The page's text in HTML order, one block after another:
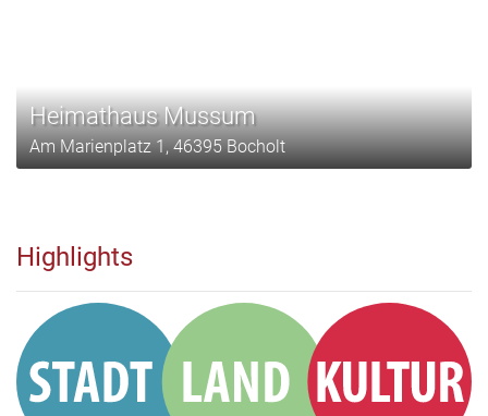
Heimathaus Mussum
Am Marienplatz 1, 46395 Bocholt
Highlights